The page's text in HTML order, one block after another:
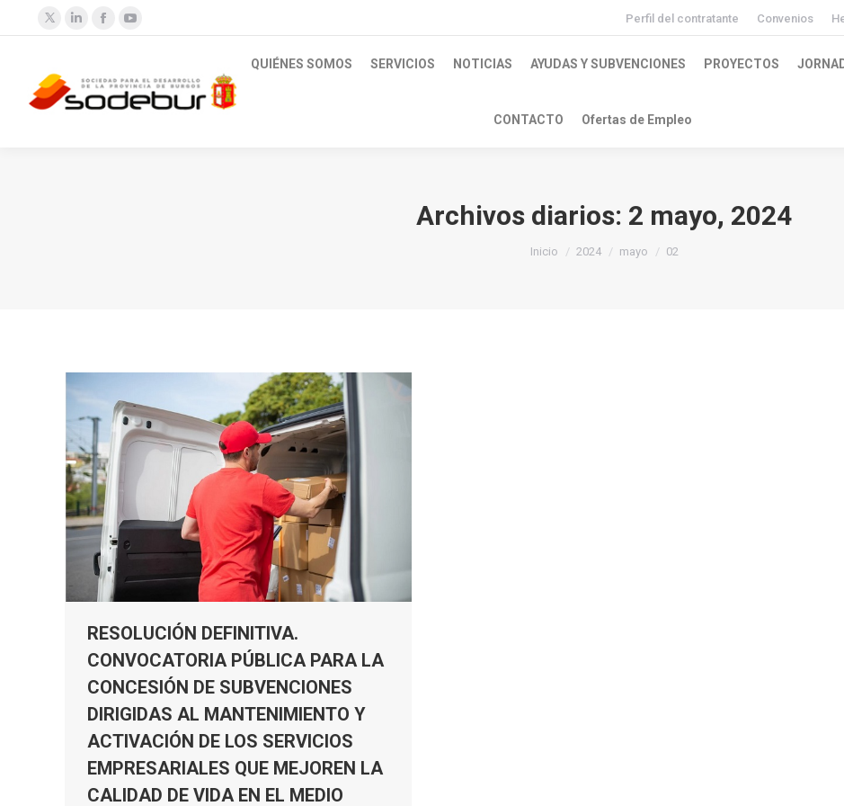
LinkedinFacebook
Perfil del contratante Convenios
QUIÉNES SOMOS SERVICIOS NOTICIAS AYUDAS Y SUBVENCIONES PROYECTOS
CONTACTO Ofertas de Empleo
Archivos diarios: 2 mayo, 2024
Inicio 2024 mayo 02
RESOLUCIÓN DEFINITIVA.
CONVOCATORIA PÚBLICA PARA LA
CONCESIÓN DE SUBVENCIONES
DIRIGIDAS AL MANTENIMIENTO Y
ACTIVACIÓN DE LOS SERVICIOS
EMPRESARIALES QUE MEJOREN LA
CALIDAD DE VIDA EN EL MEDIO